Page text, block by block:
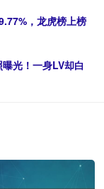
，龙虎榜上榜
光！一身LV却白